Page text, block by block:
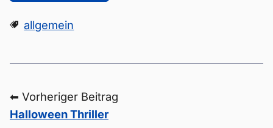
allgemein
⬅ Vorheriger Beitrag
Halloween Thriller